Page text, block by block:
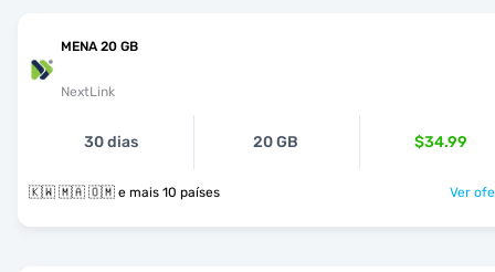
MENA 20 GB
NextLink
30 dias 20 GB $34.99
🇰🇼 🇲🇦 🇴🇲 e mais 10 países Ver